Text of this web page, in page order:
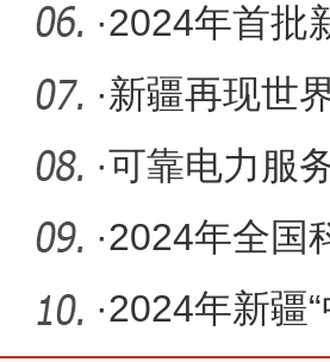
幕
·2024年首批
·新疆再现世
·可靠电力服
·2024年全国
·2024年新疆